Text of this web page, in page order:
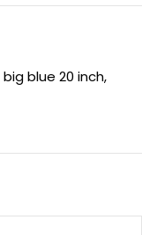
big blue 20 inch,